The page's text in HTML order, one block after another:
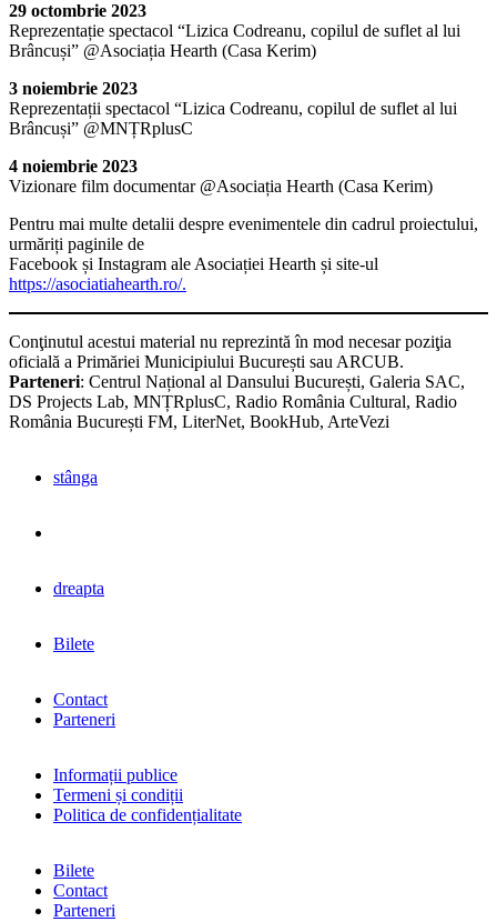
29 octombrie 2023
Reprezentație spectacol “Lizica Codreanu, copilul de suflet al lui
Brâncuși” @Asociația Hearth (Casa Kerim)
3 noiembrie 2023
Reprezentații spectacol “Lizica Codreanu, copilul de suflet al lui
Brâncuși” @MNȚRplusC
4 noiembrie 2023
Vizionare film documentar @Asociația Hearth (Casa Kerim)
Pentru mai multe detalii despre evenimentele din cadrul proiectului,
urmăriți paginile de
Facebook și Instagram ale Asociației Hearth și site-ul
https://asociatiahearth.ro/.
Conţinutul acestui material nu reprezintă în mod necesar poziţia
oficială a Primăriei Municipiului București sau ARCUB.
Parteneri: Centrul Național al Dansului București, Galeria SAC,
DS Projects Lab, MNȚRplusC, Radio România Cultural, Radio
România București FM, LiterNet, BookHub, ArteVezi
stânga
dreapta
Bilete
Contact
Parteneri
Informații publice
Termeni și condiții
Politica de confidențialitate
Bilete
Contact
Parteneri